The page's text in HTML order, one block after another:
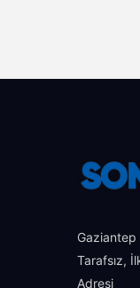
Gaziantep
Tarafsız,
Adresi